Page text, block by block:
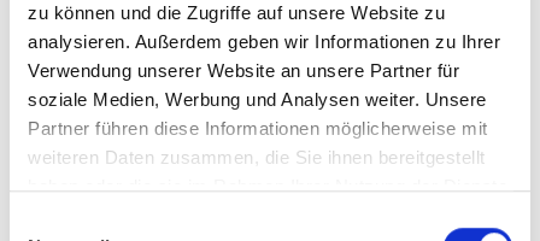
zu können und die Zugriffe auf unsere Website zu
analysieren. Außerdem geben wir Informationen zu Ihrer
Verwendung unserer Website an unsere Partner für
soziale Medien, Werbung und Analysen weiter. Unsere
Partner führen diese Informationen möglicherweise mit
weiteren Daten zusammen, die Sie ihnen bereitgestellt
haben oder die sie im Rahmen Ihrer Nutzung der Dienste
Der Prozess des wissenschaftlichen
Schreibens kann ohne das richtige
Wissen eine große Herausforderung
darstellen. Jedoch, ausgestattet mit
denTechniken und Strategiendieses
Kurses, wird die Formatierung deiner